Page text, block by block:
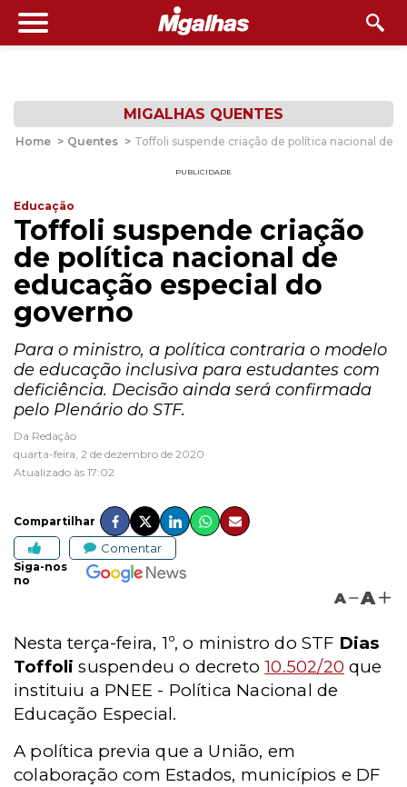
MIGALHAS QUENTES
Home > Quentes > Toffoli suspende criação de política nacional de
PUBLICIDADE
Educação
Toffoli suspende criação
de política nacional de
educação especial do
governo
Para o ministro, a política contraria o modelo
de educação inclusiva para estudantes com
deficiência. Decisão ainda será confirmada
pelo Plenário do STF.
Da Redação
quarta-feira, 2 de dezembro de 2020
Atualizado às 17:02
Compartilhar
Comentar
Siga-nos
no
A A
Nesta terça-feira, 1º, o ministro do STF Dias
Toffoli suspendeu o decreto10.502/20 que
instituiu a PNEE - Política Nacional de
Educação Especial.
A política previa que a União, em
colaboração com Estados, municípios e DF